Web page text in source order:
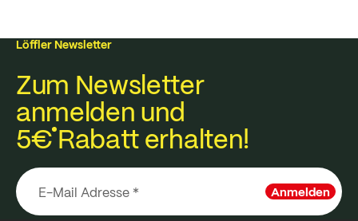
Löffler Newsletter
Zum Newsletter
anmelden und
5€Rabatt erhalten!
Anmelden